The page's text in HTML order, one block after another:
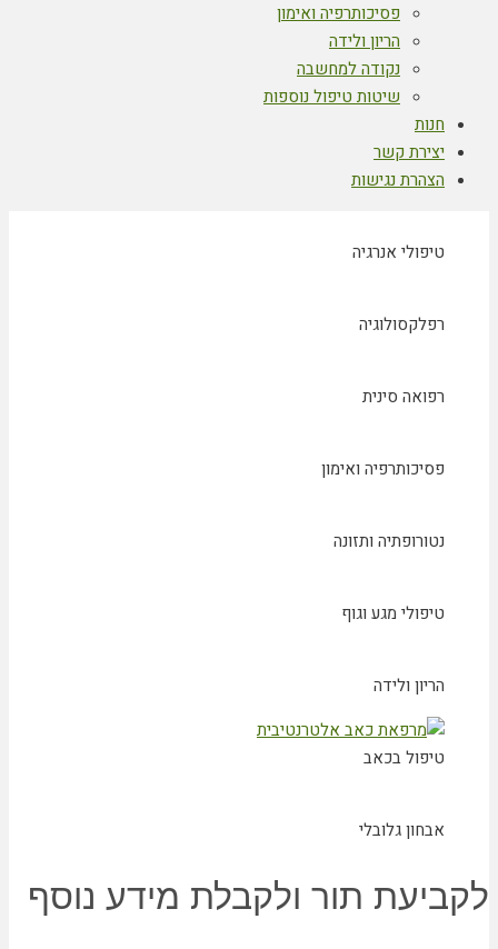
פסיכותרפיה ואימון
הריון ולידה
נקודה למחשבה
שיטות טיפול נוספות
חנות
יצירת קשר
הצהרת נגישות
טיפולי אנרגיה
רפלקסולוגיה
רפואה סינית
פסיכותרפיה ואימון
נטורופתיה ותזונה
טיפולי מגע וגוף
הריון ולידה
טיפול בכאב
אבחון גלובלי
לקביעת תור ולקבלת מידע נוסף